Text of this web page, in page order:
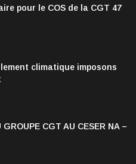
pour le COS de la CGT 47
climatique imposons
GROUPE CGT AU CESER NA –